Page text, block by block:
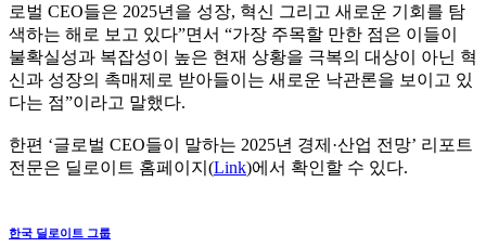
로벌 CEO들은 2025년을 성장, 혁신 그리고 새로운 기회를 탐
색하는 해로 보고 있다”면서 “가장 주목할 만한 점은 이들이
불확실성과 복잡성이 높은 현재 상황을 극복의 대상이 아닌 혁
신과 성장의 촉매제로 받아들이는 새로운 낙관론을 보이고 있
다는 점”이라고 말했다.
한편 ‘글로벌 CEO들이 말하는 2025년 경제·산업 전망’ 리포트
전문은 딜로이트 홈페이지(Link)에서 확인할 수 있다.
한국 딜로이트 그룹